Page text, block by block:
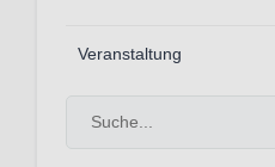
Veranstaltung